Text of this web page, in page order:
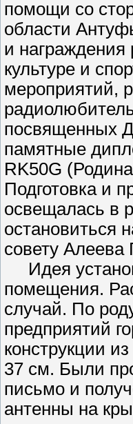
помощи со
области
и
культуре и
мероприятий,
посвященных
памятные
RK50G
Подготовка и
освещалась в
остановиться
совету Алеева
Идея
помещения.
случай. По
предприятий
конструкции
37 см. Были
письмо и
антенны на